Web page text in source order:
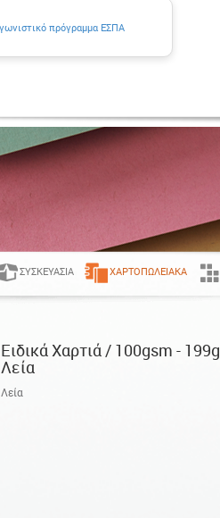
ΣΥΣΚΕΥΑΣΊΑ ΧΑΡΤΟΠΩΛΕΙΑΚΆ
Ειδικά Χαρτιά / 100gsm -
Λεία
Λεία